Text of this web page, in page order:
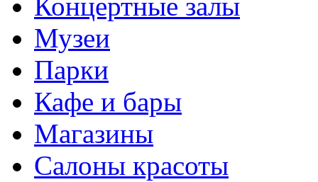
Музеи
Парки
Кафе и бары
Магазины
Салоны красоты